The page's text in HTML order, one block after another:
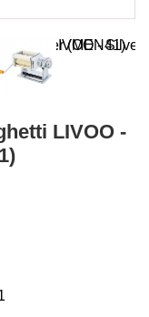
LIVOO -